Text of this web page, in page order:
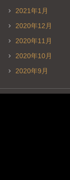
2021年1月
2020年12月
2020年11月
2020年10月
2020年9月